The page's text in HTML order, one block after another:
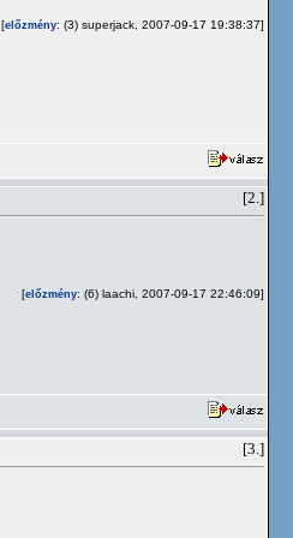
[előzmény: (3) superjack, 2007-09-17 19:38:37]
[2.]
[előzmény: (6) laachi, 2007-09-17 22:46:09]
[3.]